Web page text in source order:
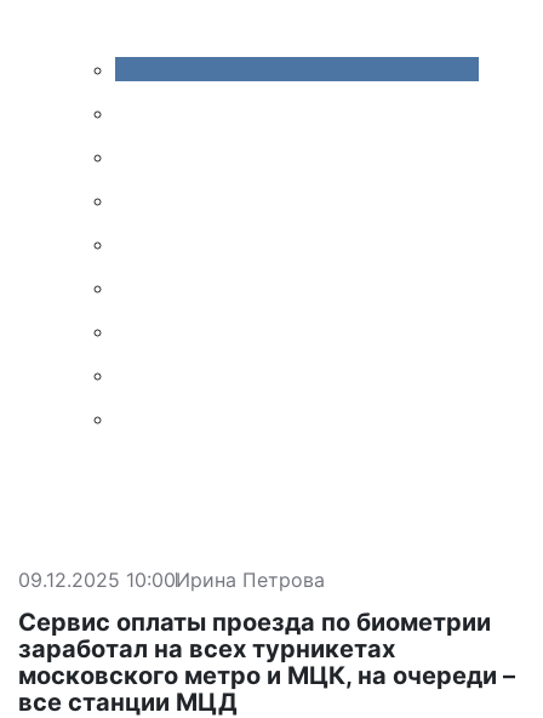
09.12.2025 10:00Ирина Петрова
Сервис оплаты проезда по биометрии
заработал на всех турникетах
московского метро и МЦК, на очереди –
все станции МЦД